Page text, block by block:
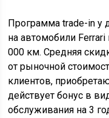
Программа trade-in у
на автомобили
000 км. Средняя
от рыночной
клиентов,
действует бонус в
обслуживания на 3